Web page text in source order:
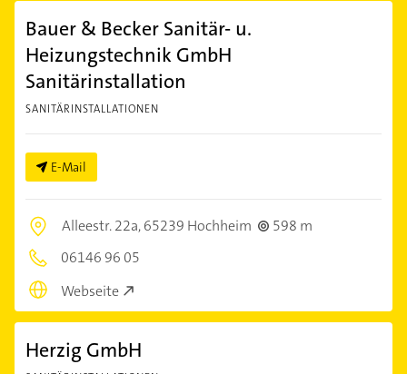
Bauer & Becker Sanitär- u.
Heizungstechnik GmbH
Sanitärinstallation
SANITÄRINSTALLATIONEN
E-Mail
Alleestr. 22a,65239 Hochheim
598 m
06146 96 05
Webseite
Herzig GmbH